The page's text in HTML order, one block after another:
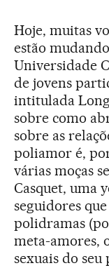
Hoje, muitas
estão
Universidade
de jovens
intitulada
sobre como
sobre as
poliamor é,
várias moças
Casquet, uma
seguidores
polidramas
meta-amores,
sexuais do seu